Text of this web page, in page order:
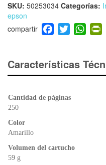
SKU: 50253034 Categorías:
epson
F
a
e
b
o
T
wi
er
W
h
s
A
Características
Cantidad de páginas
250
Color
Amarillo
Volumen del cartucho
59 g